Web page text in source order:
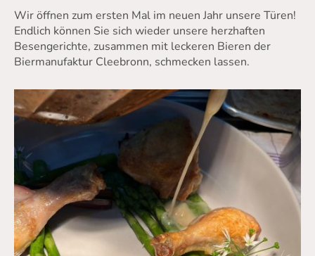
Wir öffnen zum ersten Mal im neuen Jahr unsere Türen!
Endlich können Sie sich wieder unsere herzhaften
Besengerichte, zusammen mit leckeren Bieren der
Biermanufaktur Cleebronn, schmecken lassen.